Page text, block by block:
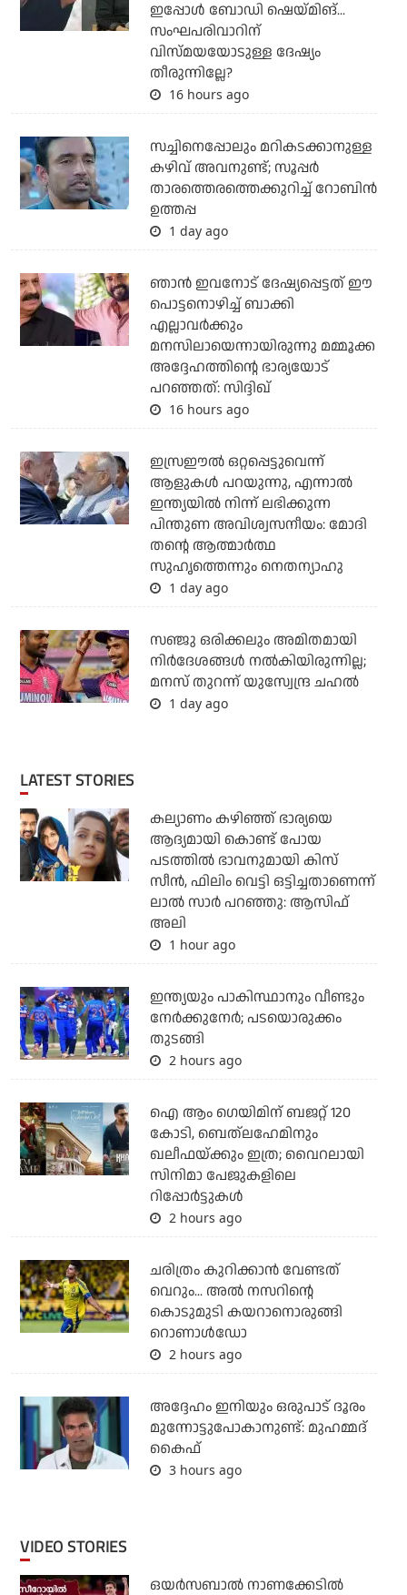
ഇപ്പോള്‍ ബോഡി ഷെയ്മിങ്...
സംഘപരിവാറിന്
വിസ്മയയോടുള്ള ദേഷ്യം
തീരുന്നില്ലേ?
16 hours ago
സച്ചിനെപ്പോലും മറികടക്കാനുള്ള
കഴിവ് അവനുണ്ട്; സൂപ്പര്‍
താരത്തെരത്തെക്കുറിച്ച് റോബിന്‍
ഉത്തപ്പ
1 day ago
ഞാന്‍ ഇവനോട് ദേഷ്യപ്പെട്ടത് ഈ
പൊട്ടനൊഴിച്ച് ബാക്കി
എല്ലാവര്‍ക്കും
മനസിലായെന്നായിരുന്നു മമ്മൂക്ക
അദ്ദേഹത്തിന്റെ ഭാര്യയോട്
പറഞ്ഞത്: സിദ്ദിഖ്
16 hours ago
ഇസ്രഈല്‍ ഒറ്റപ്പെട്ടുവെന്ന്
ആളുകള്‍ പറയുന്നു, എന്നാല്‍
ഇന്ത്യയില്‍ നിന്ന് ലഭിക്കുന്ന
പിന്തുണ അവിശ്വസനീയം: മോദി
തന്റെ ആത്മാര്‍ത്ഥ
സുഹൃത്തെന്നും നെതന്യാഹു
1 day ago
സഞ്ജു ഒരിക്കലും അമിതമായി
നിര്‍ദേശങ്ങള്‍ നല്‍കിയിരുന്നില്ല;
മനസ് തുറന്ന് യുസ്വേന്ദ്ര ചഹല്‍
1 day ago
LATEST STORIES
കല്യാണം കഴിഞ്ഞ് ഭാര്യയെ
ആദ്യമായി കൊണ്ട് പോയ
പടത്തില്‍ ഭാവനുമായി കിസ്
സീന്‍, ഫിലിം വെട്ടി ഒട്ടിച്ചതാണെന്ന്
ലാല്‍ സാര്‍ പറഞ്ഞു: ആസിഫ്
അലി
1 hour ago
ഇന്ത്യയും പാകിസ്ഥാനും വീണ്ടും
നേര്‍ക്കുനേര്‍; പടയൊരുക്കം
തുടങ്ങി
2 hours ago
ഐ ആം ഗെയിമിന് ബജറ്റ് 120
കോടി, ബെത്‌ലഹേമിനും
ഖലീഫയ്ക്കും ഇത്ര; വൈറലായി
സിനിമാ പേജുകളിലെ
റിപ്പോര്‍ട്ടുകള്‍
2 hours ago
ചരിത്രം കുറിക്കാന്‍ വേണ്ടത്
വെറും... അല്‍ നസറിന്റെ
കൊടുമുടി കയറാനൊരുങ്ങി
റൊണാള്‍ഡോ
2 hours ago
അദ്ദേഹം ഇനിയും ഒരുപാട് ദൂരം
മുന്നോട്ടുപോകാനുണ്ട്: മുഹമ്മദ്
കൈഫ്
3 hours ago
VIDEO STORIES
ഒയര്‍സബാൽ നാണക്കേടിൽ